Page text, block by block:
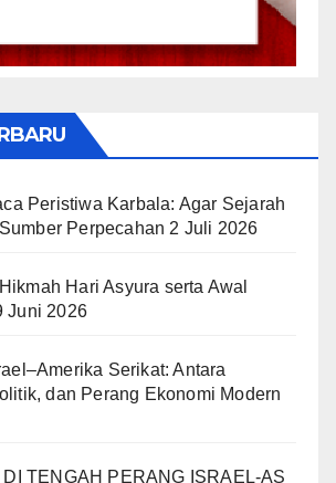
Peristiwa Karbala: Agar Sejarah
Perpecahan 2 Juli 2026
Hari Asyura serta Awal
Juni 2026
Serikat: Antara
dan Perang Ekonomi Modern
TENGAH PERANG ISRAEL-AS